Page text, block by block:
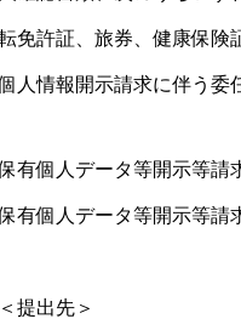
免許証、旅券、健康保険
人情報開示請求に伴う委
有個人データ等開示等請
有個人データ等開示等請
出先＞